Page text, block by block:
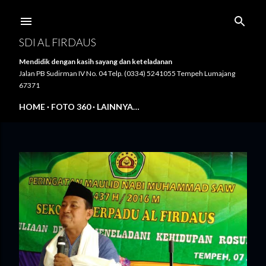
SDI AL FIRDAUS
Mendidik dengan kasih sayang dan keteladanan
Jalan PB Sudirman IV No. 04 Telp. (0334) 5241055 Tempeh Lumajang
67371
HOME FOTO 360 LAINNYA…
P
o
s
t